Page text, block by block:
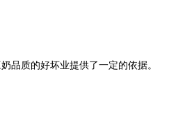
品质的好坏业提供了一定的依据。